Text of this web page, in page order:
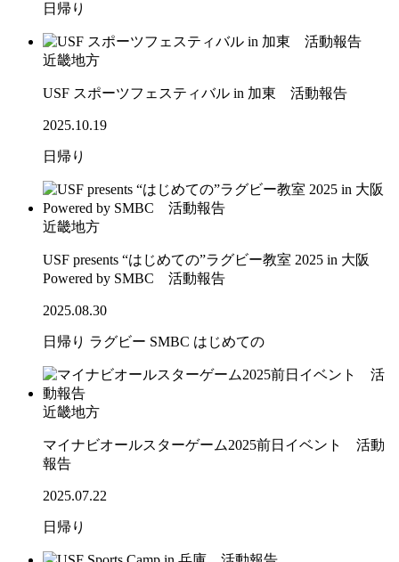
日帰り
近畿地方
USF スポーツフェスティバル in 加東 活動報告
2025.10.19
日帰り
近畿地方
USF presents “はじめての”ラグビー教室 2025 in 大阪
Powered by SMBC 活動報告
2025.08.30
日帰り ラグビー SMBC はじめての
近畿地方
マイナビオールスターゲーム2025前日イベント 活動
報告
2025.07.22
日帰り